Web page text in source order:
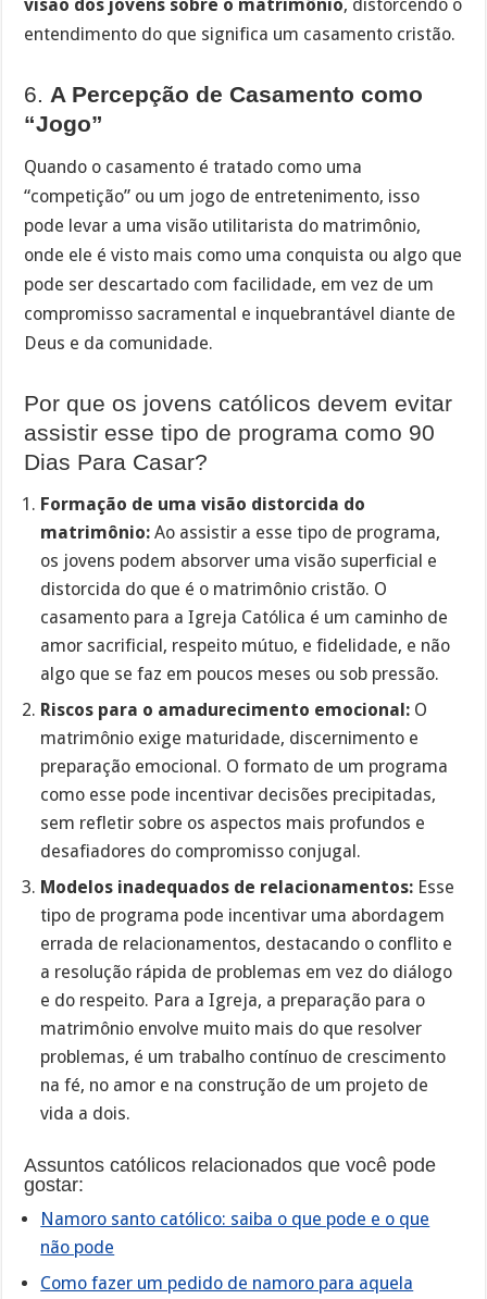
visão dos jovens sobre o matrimônio, distorcendo o
entendimento do que significa um casamento cristão.
6. A Percepção de Casamento como
“Jogo”
Quando o casamento é tratado como uma
“competição” ou um jogo de entretenimento, isso
pode levar a uma visão utilitarista do matrimônio,
onde ele é visto mais como uma conquista ou algo que
pode ser descartado com facilidade, em vez de um
compromisso sacramental e inquebrantável diante de
Deus e da comunidade.
Por que os jovens católicos devem evitar
assistir esse tipo de programa como 90
Dias Para Casar?
Formação de uma visão distorcida do
matrimônio: Ao assistir a esse tipo de programa,
os jovens podem absorver uma visão superficial e
distorcida do que é o matrimônio cristão. O
casamento para a Igreja Católica é um caminho de
amor sacrificial, respeito mútuo, e fidelidade, e não
algo que se faz em poucos meses ou sob pressão.
Riscos para o amadurecimento emocional: O
matrimônio exige maturidade, discernimento e
preparação emocional. O formato de um programa
como esse pode incentivar decisões precipitadas,
sem refletir sobre os aspectos mais profundos e
desafiadores do compromisso conjugal.
Modelos inadequados de relacionamentos: Esse
tipo de programa pode incentivar uma abordagem
errada de relacionamentos, destacando o conflito e
a resolução rápida de problemas em vez do diálogo
e do respeito. Para a Igreja, a preparação para o
matrimônio envolve muito mais do que resolver
problemas, é um trabalho contínuo de crescimento
na fé, no amor e na construção de um projeto de
vida a dois.
Assuntos católicos relacionados que você pode
gostar:
Namoro santo católico: saiba o que pode e o que
não pode
Como fazer um pedido de namoro para aquela